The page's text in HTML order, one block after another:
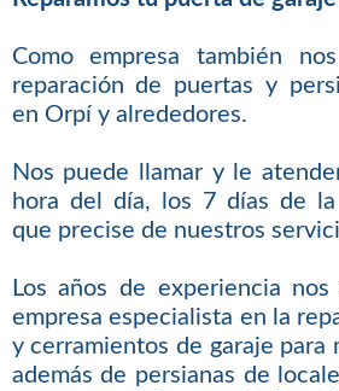
Como empresa también
reparación de puertas y
en Orpí y alrededores.
Nos puede llamar y le
hora del día, los 7 días de la
que precise de nuestros
Los años de experiencia
empresa especialista en la
y cerramientos de garaje para
además de persianas de